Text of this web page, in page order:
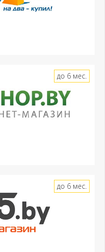
до 6 мес.
до 6 мес.